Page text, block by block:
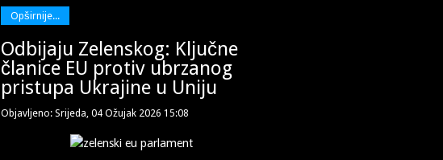
Opširnije...
Odbijaju Zelenskog: Ključne
članice EU protiv ubrzanog
pristupa Ukrajine u Uniju
Objavljeno: Srijeda, 04 Ožujak 2026 15:08